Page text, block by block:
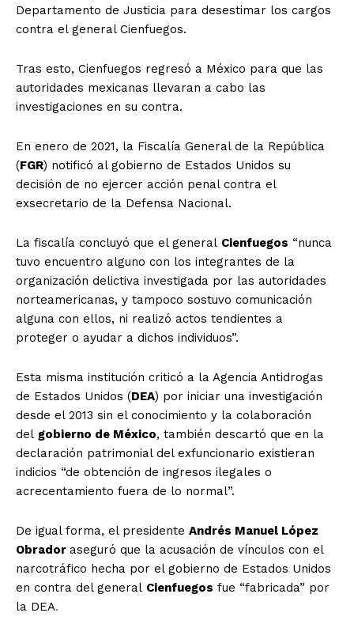
El Suplemento
SUSCRIBIRSE
Departamento de Justicia para desestimar los cargos
contra el general Cienfuegos.
Tras esto, Cienfuegos regresó a México para que las
autoridades mexicanas llevaran a cabo las
investigaciones en su contra.
En enero de 2021, la Fiscalía General de la República
(FGR) notificó al gobierno de Estados Unidos su
decisión de no ejercer acción penal contra el
exsecretario de la Defensa Nacional.
La fiscalía concluyó que el general Cienfuegos “nunca
tuvo encuentro alguno con los integrantes de la
organización delictiva investigada por las autoridades
norteamericanas, y tampoco sostuvo comunicación
alguna con ellos, ni realizó actos tendientes a
proteger o ayudar a dichos individuos”.
Esta misma institución criticó a la Agencia Antidrogas
de Estados Unidos (DEA) por iniciar una investigación
desde el 2013 sin el conocimiento y la colaboración
del gobierno de México, también descartó que en la
declaración patrimonial del exfuncionario existieran
indicios “de obtención de ingresos ilegales o
acrecentamiento fuera de lo normal”.
De igual forma, el presidente Andrés Manuel López
Obrador aseguró que la acusación de vínculos con el
narcotráfico hecha por el gobierno de Estados Unidos
en contra del general Cienfuegos fue “fabricada” por
la DEA.